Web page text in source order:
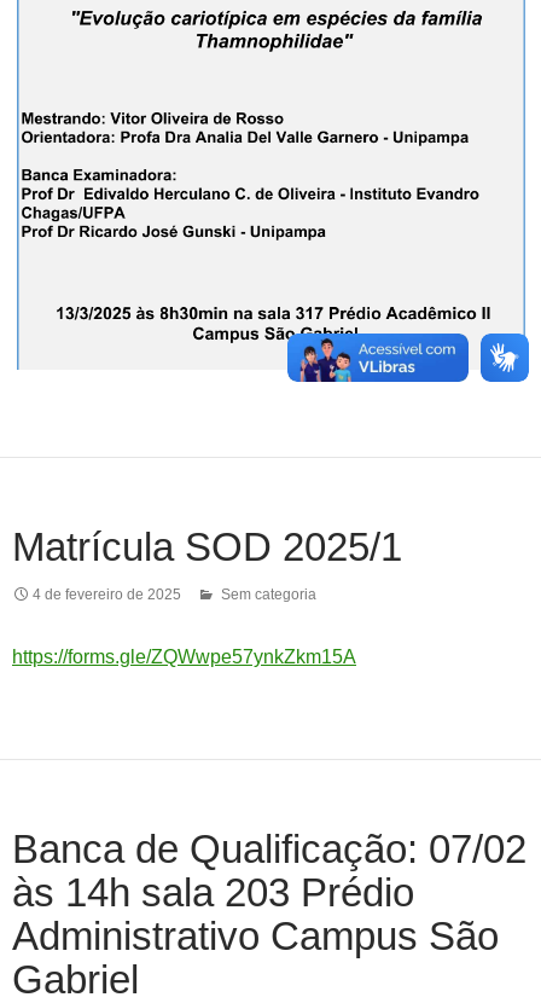
Matrícula SOD 2025/1
4 de fevereiro de 2025 Sem categoria
https://forms.gle/ZQWwpe57ynkZkm15A
Banca de Qualificação: 07/02
às 14h sala 203 Prédio
Administrativo Campus São
Gabriel